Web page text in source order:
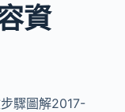
資
驟圖解2017-